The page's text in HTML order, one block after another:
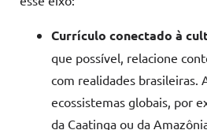
Currículo conectado à
que possível, relacione
com realidades brasileiras.
ecossistemas globais, por
da Caatinga ou da